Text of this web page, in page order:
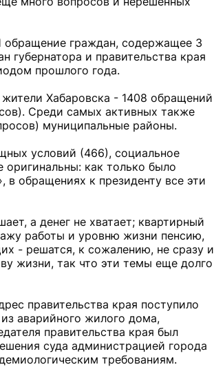
обращение граждан, содержащее 3
губернатора и правительства края
прошлого года.
Хабаровска - 1408 обращений
Среди самых активных также
муниципальные районы.
условий (466), социальное
оригинальны: как только было
обращениях к президенту все эти
а денег не хватает; квартирный
работы и уровню жизни пенсию,
- решатся, к сожалению, не сразу и
жизни, так что эти темы еще долго
правительства края поступило
аварийного жилого дома,
правительства края был
суда администрацией города
требованиям.